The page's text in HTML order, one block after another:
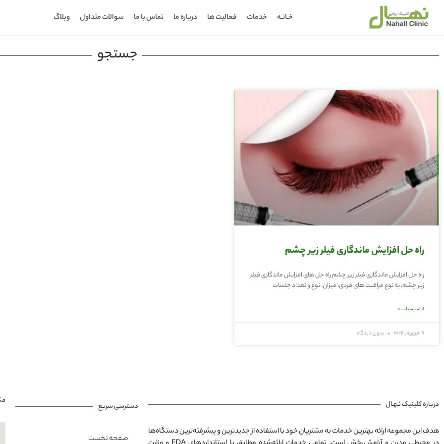
خـانـه خدمات فعالیت ها درباره ما تماس با ما سوالات متداول وبلاگ
جستجو
راه حل افزایش ماندگاری فیلر زیر چشم
راه حل افزایش ماندگاری فیلر زیر چشم راه حل های افزایش ماندگاری فیلر
زیر چشم، به نوع مراقبت های فردی، میزان، نوع و تعداد جلسات
ادامه مطلب »
19 فوریه, 2024 بدون دیدگاه
درباره کلینیک نـهـال
هدف این مجموعه ارائه بهترین خدمات به مشتریان خود با استفاده از جدیدترین و پیشرفته‌ترین دستگاه‌ها
دسترسی سریع
صفحه نخست